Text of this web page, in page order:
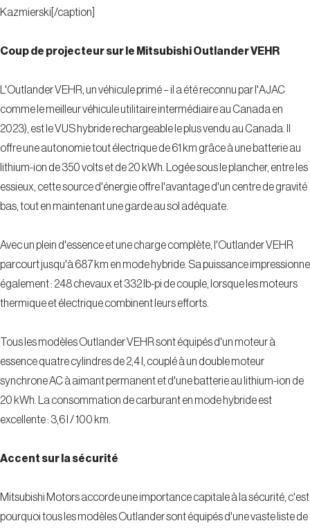
Kazmierski[/caption]
Coup de projecteur sur le Mitsubishi Outlander VEHR
L'Outlander VEHR, un véhicule primé – il a été reconnu par l'AJAC
comme le meilleur véhicule utilitaire intermédiaire au Canada en
2023), est le VUS hybride rechargeable le plus vendu au Canada. Il
offre une autonomie tout électrique de 61 km grâce à une batterie au
lithium-ion de 350 volts et de 20 kWh. Logée sous le plancher, entre les
essieux, cette source d'énergie offre l'avantage d'un centre de gravité
bas, tout en maintenant une garde au sol adéquate.
Avec un plein d'essence et une charge complète, l'Outlander VEHR
parcourt jusqu'à 687 km en mode hybride. Sa puissance impressionne
également : 248 chevaux et 332 lb-pi de couple, lorsque les moteurs
thermique et électrique combinent leurs efforts.
Tous les modèles Outlander VEHR sont équipés d'un moteur à
essence quatre cylindres de 2,4 l, couplé à un double moteur
synchrone AC à aimant permanent et d'une batterie au lithium-ion de
20 kWh. La consommation de carburant en mode hybride est
excellente : 3,6 l / 100 km.
Accent sur la sécurité
Mitsubishi Motors accorde une importance capitale à la sécurité, c'est
pourquoi tous les modèles Outlander sont équipés d'une vaste liste de